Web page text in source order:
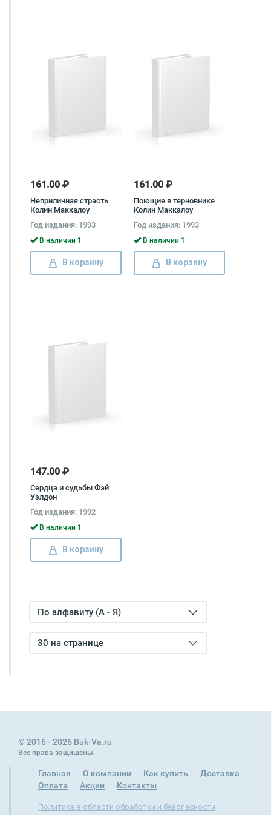
161.00 ₽
Неприличная страсть
Колин Маккалоу
Год издания: 1993
В наличии 1
В корзину
161.00 ₽
Поющие в терновнике
Колин Маккалоу
Год издания: 1993
В наличии 1
В корзину
147.00 ₽
Сердца и судьбы Фэй
Уэлдон
Год издания: 1992
В наличии 1
В корзину
По алфавиту (А - Я)
30 на странице
© 2016 - 2026 Buk-Va.ru
Все права защищены.
Главная О компании Как купить
Доставка
Оплата
Акции Контакты
Политика в области обработки и безопасности